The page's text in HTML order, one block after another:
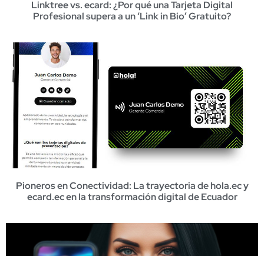
Linktree vs. ecard: ¿Por qué una Tarjeta Digital
Profesional supera a un ‘Link in Bio’ Gratuito?
Pioneros en Conectividad: La trayectoria de hola.ec y
ecard.ec en la transformación digital de Ecuador